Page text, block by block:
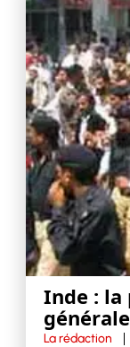
Inde : la
La rédaction